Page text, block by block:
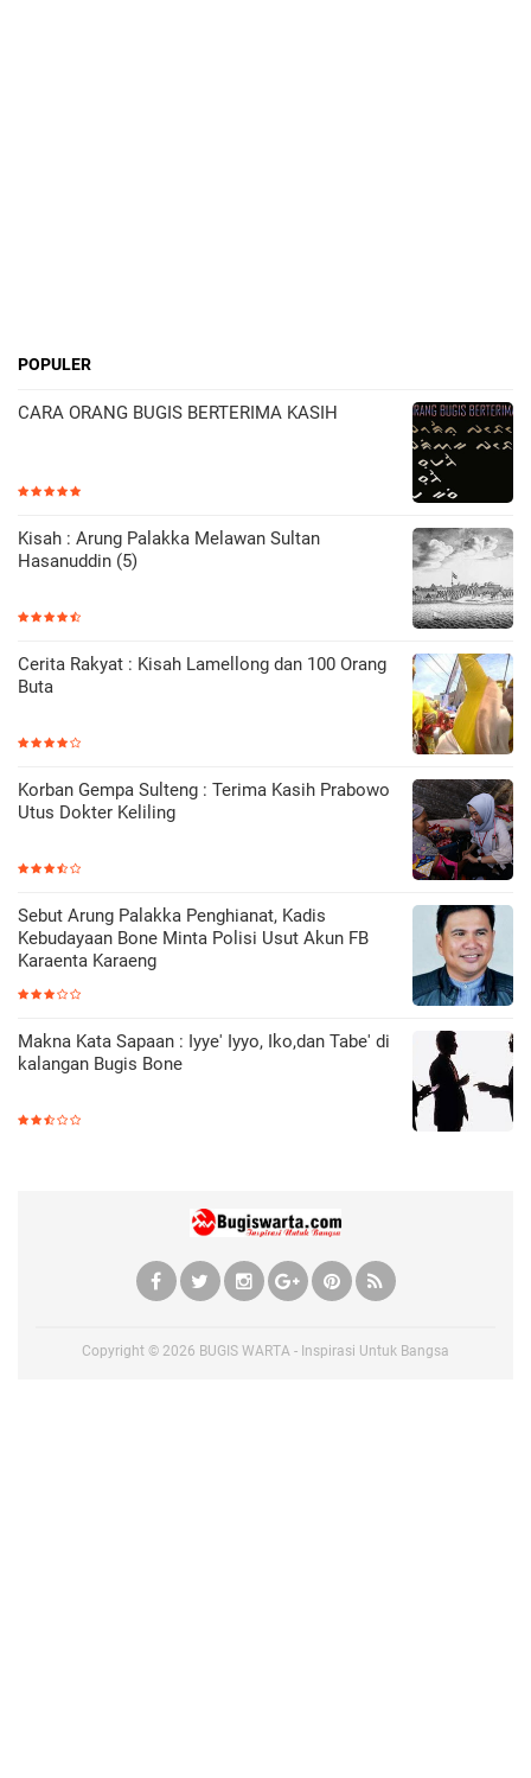
POPULER
CARA ORANG BUGIS BERTERIMA KASIH
Kisah : Arung Palakka Melawan Sultan
Hasanuddin (5)
Cerita Rakyat : Kisah Lamellong dan 100 Orang
Buta
Korban Gempa Sulteng : Terima Kasih Prabowo
Utus Dokter Keliling
Sebut Arung Palakka Penghianat, Kadis
Kebudayaan Bone Minta Polisi Usut Akun FB
Karaenta Karaeng
Makna Kata Sapaan : Iyye' Iyyo, Iko,dan Tabe' di
kalangan Bugis Bone
Copyright © 2026 BUGIS WARTA - Inspirasi Untuk Bangsa